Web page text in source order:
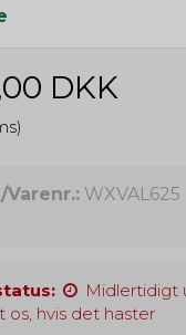
DKK
Varenr.: WXVAL625
Midlertidigt
os, hvis det haster